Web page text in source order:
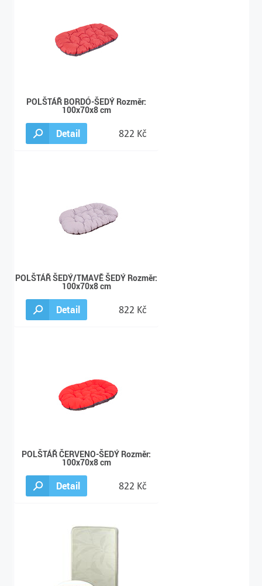
POLŠTÁŘ BORDÓ-ŠEDÝ Rozměr:
100x70x8 cm
Detail 822 Kč
POLŠTÁŘ ŠEDÝ/TMAVĚ ŠEDÝ Rozměr:
100x70x8 cm
Detail 822 Kč
POLŠTÁŘ ČERVENO-ŠEDÝ Rozměr:
100x70x8 cm
Detail 822 Kč